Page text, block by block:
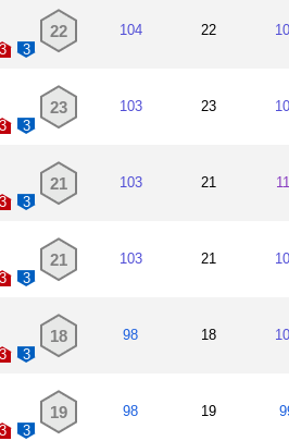
3
22 104 22
3
23 103 23
3
21 103 21
3
21 103 21
3
18 98 18
3
19 98 19